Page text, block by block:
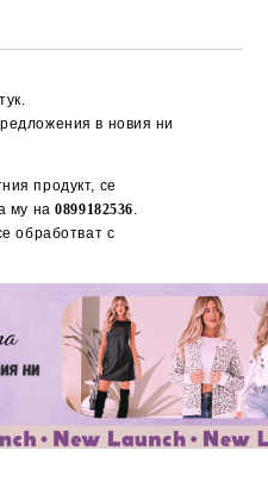
в новия ни
продукт, се
му на0899182536
обработват с